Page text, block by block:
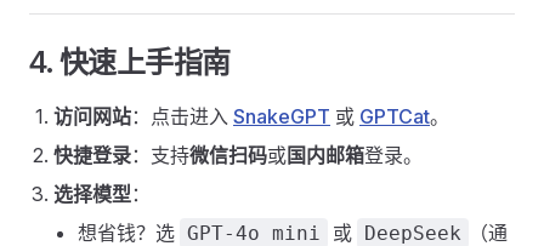
4. 快速上手指南
访问网站：点击进入 SnakeGPT 或 GPTCat。
快捷登录：支持微信扫码或国内邮箱登录。
选择模型：
想省钱？选 GPT-4o mini 或 DeepSeek
（通